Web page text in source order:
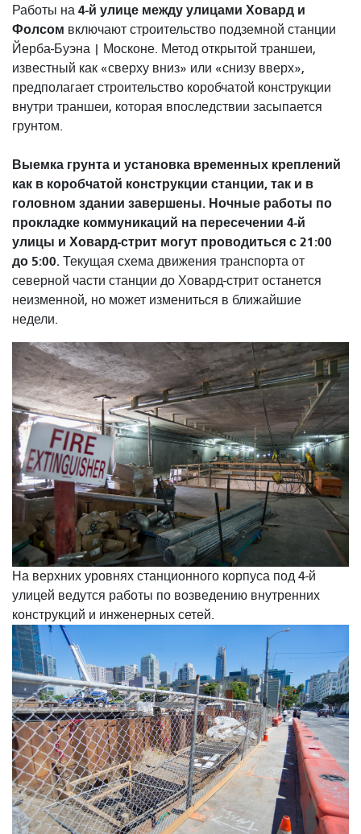
Работы на 4-й улице между улицами Ховард и
Фолсом включают строительство подземной станции
Йерба-Буэна | Москоне. Метод открытой траншеи,
известный как «сверху вниз» или «снизу вверх»,
предполагает строительство коробчатой ​​конструкции
внутри траншеи, которая впоследствии засыпается
грунтом.
Выемка грунта и установка временных креплений
как в коробчатой ​​конструкции станции, так и в
головном здании завершены. Ночные работы по
прокладке коммуникаций на пересечении 4-й
улицы и Ховард-стрит могут проводиться с 21:00
до 5:00. Текущая схема движения транспорта от
северной части станции до Ховард-стрит останется
неизменной, но может измениться в ближайшие
недели.
На верхних уровнях станционного корпуса под 4-й
улицей ведутся работы по возведению внутренних
конструкций и инженерных сетей.